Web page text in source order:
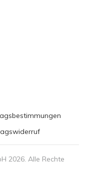
2026. Alle Rechte